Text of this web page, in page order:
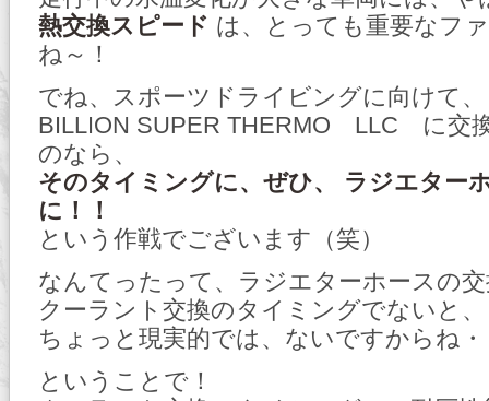
熱交換スピード は、とっても重要なフ
ね～！
でね、スポーツドライビングに向けて、
BILLION SUPER THERMO LLC に交
のなら、
そのタイミングに、ぜひ、 ラジエター
に！！
という作戦でございます（笑）
なんてったって、ラジエターホースの
クーラント交換のタイミングでないと、
ちょっと現実的では、ないですからね
ということで！